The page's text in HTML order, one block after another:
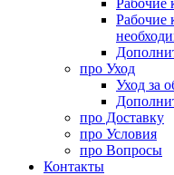
Рабочие
про Уход
Уход за
про Доставку
про Условия
про Вопросы
Контакты